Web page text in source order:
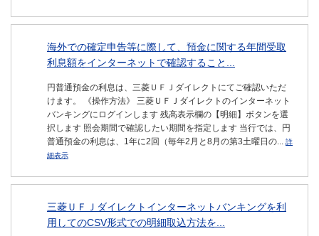
海外での確定申告等に際して、預金に関する年間受取
利息額をインターネットで確認すること...
円普通預金の利息は、三菱ＵＦＪダイレクトにてご確認いただ
けます。 《操作方法》 三菱ＵＦＪダイレクトのインターネット
バンキングにログインします 残高表示欄の【明細】ボタンを選
択します 照会期間で確認したい期間を指定します 当行では、円
普通預金の利息は、1年に2回（毎年2月と8月の第3土曜日の... 詳
細表示
三菱ＵＦＪダイレクトインターネットバンキングを利
用してのCSV形式での明細取込方法を...